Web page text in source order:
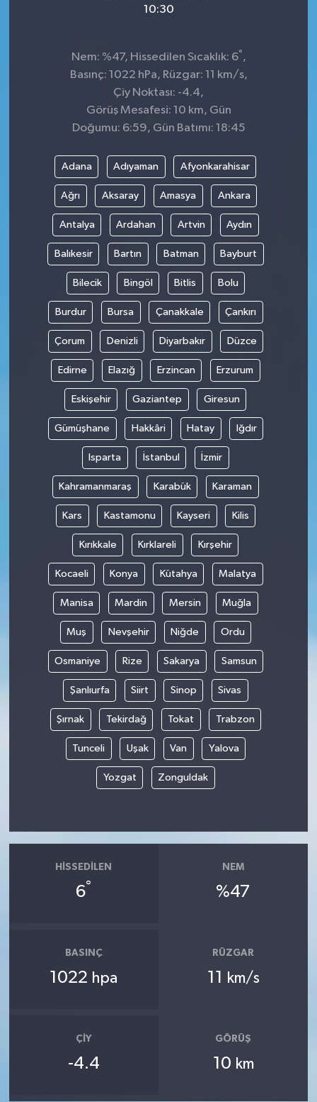
10:30
Nem: %47, Hissedilen Sıcaklık: 6° ,
Basınç: 1022 hPa, Rüzgar: 11 km/s,
Çiy Noktası: -4.4,
Görüş Mesafesi: 10 km, Gün
Doğumu: 6:59, Gün Batımı: 18:45
Adana Adıyaman Afyonkarahisar
Ağrı Aksaray Amasya Ankara
Antalya Ardahan Artvin Aydın
Balıkesir Bartın Batman Bayburt
Bilecik Bingöl Bitlis Bolu
Burdur Bursa Çanakkale Çankırı
Çorum Denizli Diyarbakır Düzce
Edirne Elazığ Erzincan Erzurum
Eskişehir Gaziantep Giresun
Gümüşhane Hakkâri Hatay Iğdır
Isparta İstanbul İzmir
Kahramanmaraş Karabük Karaman
Kars Kastamonu Kayseri Kilis
Kırıkkale Kırklareli Kırşehir
Kocaeli Konya Kütahya Malatya
Manisa Mardin Mersin Muğla
Muş Nevşehir Niğde Ordu
Osmaniye Rize Sakarya Samsun
Şanlıurfa Siirt Sinop Sivas
Şırnak Tekirdağ Tokat Trabzon
Tunceli Uşak Van Yalova
Yozgat Zonguldak
HISSEDILEN
6°
NEM
%47
BASINÇ
1022 hpa
RÜZGAR
11 km/s
ÇIY
-4.4
GÖRÜŞ
10 km